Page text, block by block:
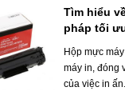
Tìm hiểu
pháp tối
Hộp mực
máy in, đóng
của việc in